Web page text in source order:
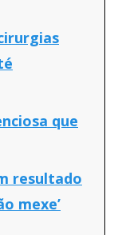
que
resultado
mexe’